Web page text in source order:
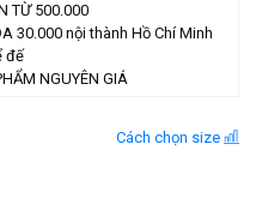
TỪ 500.000
30.000 nội thành Hồ Chí Minh
đế
NGUYÊN GIÁ
Cách chọn size